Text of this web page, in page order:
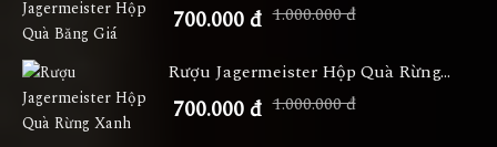
700.000 đ 1.000.000 đ
Rượu Jagermeister Hộp Quà Rừng...
700.000 đ 1.000.000 đ